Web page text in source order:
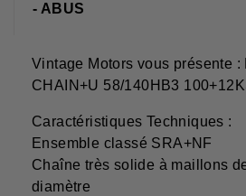
- ABUS
Vintage Motors vous présente :
CHAIN+U 58/140HB3
Caractéristiques Techniques :
Ensemble classé SRA+NF
Chaîne très solide à maillons
diamètre